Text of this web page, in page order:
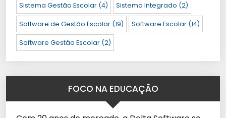
Sistema Gestão Escolar (4) Sistema Integrado (2)
Software de Gestão Escolar (19) Software Escolar (14)
Software Gestão Escolar (2)
FOCO NA EDUCAÇÃO